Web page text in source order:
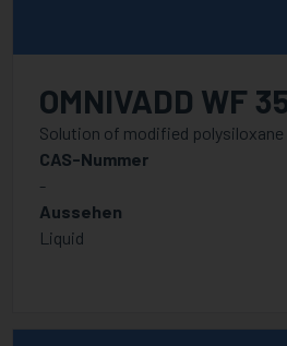
OMNIVADD WF
Solution of modified polysiloxane
CAS-Nummer
-
Aussehen
Liquid